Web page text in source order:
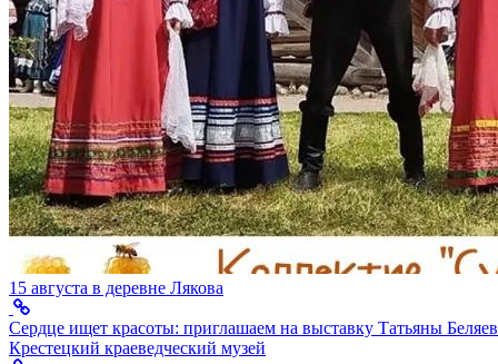
15 августа в деревне Лякова
Сердце ищет красоты: приглашаем на выставку Татьяны
Крестецкий краеведческий музей